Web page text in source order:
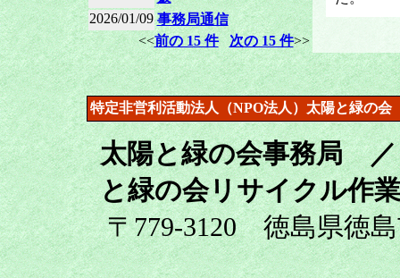
2026/01/09 事務局通信
<<前の 15 件 次の 15 件>>
特定非営利活動法人（NPO法人）太陽と緑の会
太陽と緑の会事務局
と緑の会リサイクル作
〒779-3120 徳島県徳